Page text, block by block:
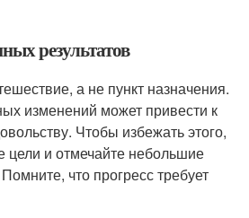
результатов
а не пункт назначения.
изменений может привести к
Чтобы избежать этого,
цели и отмечайте небольшие
что прогресс требует